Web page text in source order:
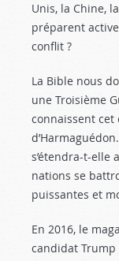
Unis, la Chine,
préparent
conflit ?
La Bible nous
une Troisième
connaissent cet
s’étendra-t-elle
nations se
puissantes et
En 2016, le
candidat